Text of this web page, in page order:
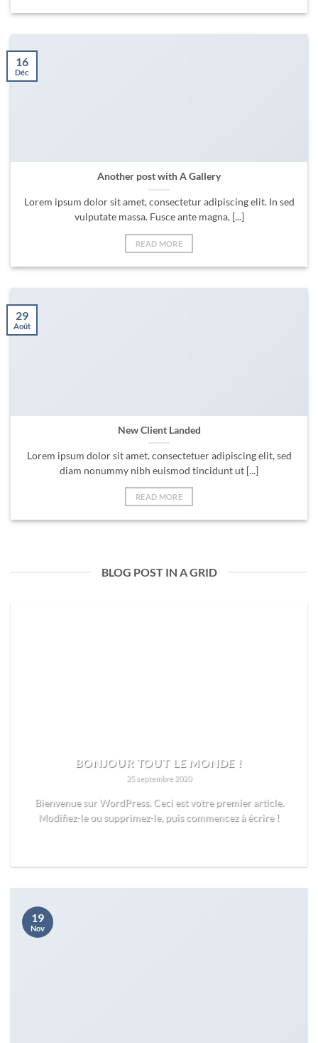
Another post with A Gallery
Lorem ipsum dolor sit amet, consectetur adipiscing elit. In sed
vulputate massa. Fusce ante magna, [...]
READ MORE
16
Déc
New Client Landed
Lorem ipsum dolor sit amet, consectetuer adipiscing elit, sed
diam nonummy nibh euismod tincidunt ut [...]
READ MORE
29
Août
BLOG POST IN A GRID
BONJOUR TOUT LE MONDE !
25 septembre 2020
Bienvenue sur WordPress. Ceci est votre premier article.
Modifiez-le ou supprimez-le, puis commencez à écrire !
19
Nov